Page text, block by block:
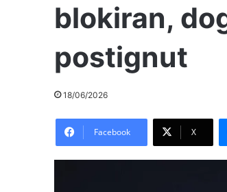
blokiran,
postignut
18/06/2026
Facebook X